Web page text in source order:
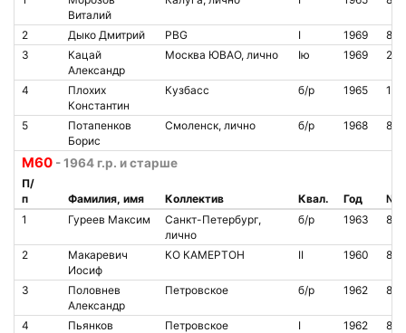
Виталий
2 Дыко Дмитрий PBG I 1969
3
Кацай
Александр
Москва ЮВАО, лично Iю 1969
4
Плохих
Константин
Кузбасс б/р 1965
5
Потапенков
Борис
Смоленск, лично б/р 1968
М60 - 1964 г.р. и старше
П/
п
Фамилия, имя Коллектив Квал. Год
№
1
Гуреев Максим
Санкт-Петербург,
лично
б/р 1963
2
Макаревич
Иосиф
КО КАМЕРТОН II 1960
3
Половнев
Александр
Петровское б/р 1962
4
Пьянков
Петровское I 1962